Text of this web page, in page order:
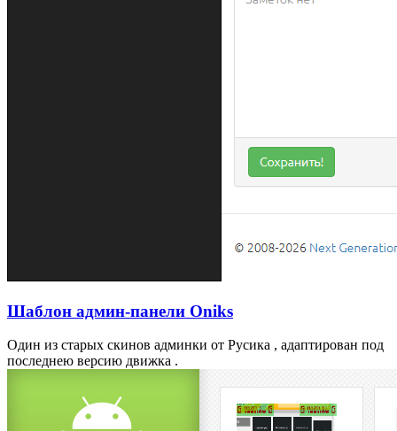
Шаблон админ-панели Oniks
Один из старых скинов админки от Русика , адаптирован под
последнею версию движка .